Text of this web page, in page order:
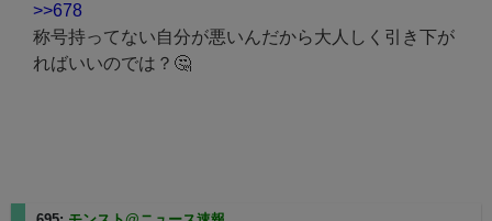
>>678
称号持ってない自分が悪いんだから大人しく引き下が
ればいいのでは？🤔